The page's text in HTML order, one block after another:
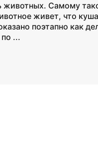
животных. Самому
живет, что
поэтапно как
...